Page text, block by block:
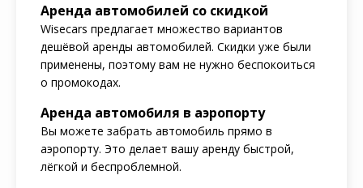
Аренда автомобилей со скидкой
Wisecars предлагает множество вариантов
дешёвой аренды автомобилей. Скидки уже были
применены, поэтому вам не нужно беспокоиться
о промокодах.
Аренда автомобиля в аэропорту
Вы можете забрать автомобиль прямо в
аэропорту. Это делает вашу аренду быстрой,
лёгкой и беспроблемной.